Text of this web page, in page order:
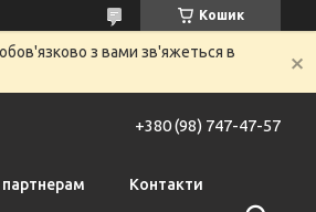
Кошик
з вами зв'яжеться в
+380 (98) 747-47-57
Контакти